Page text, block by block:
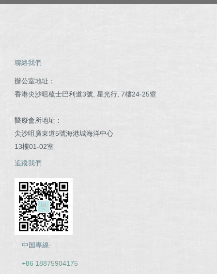
聯絡我們
辦公室地址：
香港尖沙咀梳士巴利道3號, 星光行, 7樓24-25窒
醫療會所地址：
尖沙咀廣東道5號海港城海洋中心
13樓01-02室
追蹤我們
中国專線:
+86 18875904175